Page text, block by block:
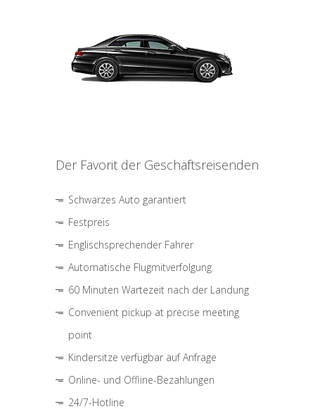
Der Favorit der Geschäftsreisenden
Schwarzes Auto garantiert
Festpreis
Englischsprechender Fahrer
Automatische Flugmitverfolgung
60 Minuten Wartezeit nach der Landung
Convenient pickup at precise meeting
point
Kindersitze verfügbar auf Anfrage
Online- und Offline-Bezahlungen
24/7-Hotline